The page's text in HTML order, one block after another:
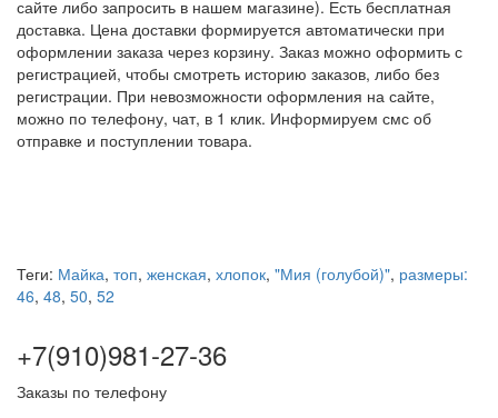
сайте либо запросить в нашем магазине). Есть бесплатная
доставка. Цена доставки формируется автоматически при
оформлении заказа через корзину. Заказ можно оформить с
регистрацией, чтобы смотреть историю заказов, либо без
регистрации. При невозможности оформления на сайте,
можно по телефону, чат, в 1 клик. Информируем смс об
отправке и поступлении товара.
Теги: Майка, топ, женская, хлопок, "Мия (голубой)", размеры:
46, 48, 50, 52
+7(910)981-27-36
Заказы по телефону